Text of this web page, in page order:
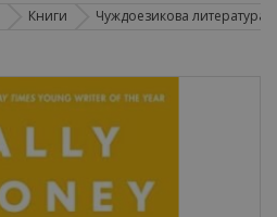
Книги Чуждоезикова литература